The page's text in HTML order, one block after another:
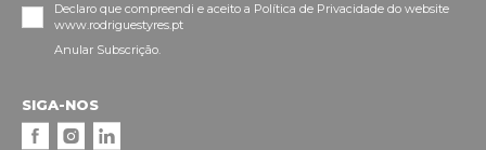
Declaro que compreendi e aceito a Política de Privacidade do website
www.rodriguestyres.pt
Anular Subscrição.
SIGA-NOS